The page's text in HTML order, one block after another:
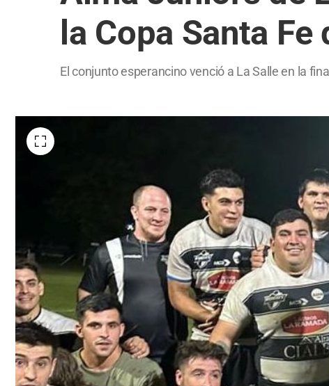
la Copa Santa Fe
El conjunto esperancino venció a La Salle en la